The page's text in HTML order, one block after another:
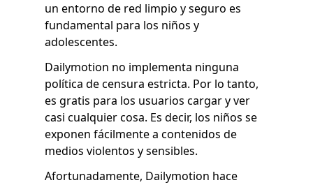
un entorno de red limpio y seguro es
fundamental para los niños y
adolescentes.
Dailymotion no implementa ninguna
política de censura estricta. Por lo tanto,
es gratis para los usuarios cargar y ver
casi cualquier cosa. Es decir, los niños se
exponen fácilmente a contenidos de
medios violentos y sensibles.
Afortunadamente, Dailymotion hace